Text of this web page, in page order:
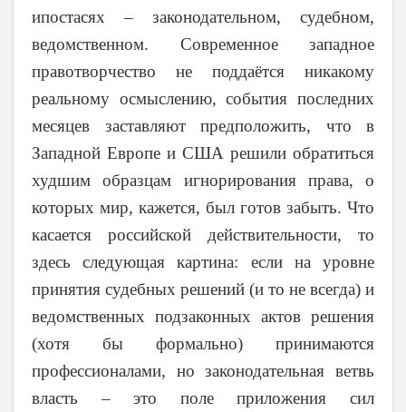
ипостасях – законодательном, судебном,
ведомственном. Современное западное
правотворчество не поддаётся никакому
реальному осмыслению, события последних
месяцев заставляют предположить, что в
Западной Европе и США решили обратиться
худшим образцам игнорирования права, о
которых мир, кажется, был готов забыть. Что
касается российской действительности, то
здесь следующая картина: если на уровне
принятия судебных решений (и то не всегда) и
ведомственных подзаконных актов решения
(хотя бы формально) принимаются
профессионалами, но законодательная ветвь
власть – это поле приложения сил